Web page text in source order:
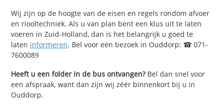
Wij zijn op de hoogte van de eisen en regels rondom afvoer
en riooltechniek. Als u van plan bent een klus uit te laten
voeren in Zuid-Holland, dan is het belangrijk u goed te
laten informeren. Bel voor een bezoek in Ouddorp: ☎ 071-
7600089
Heeft u een folder in de bus ontvangen?Bel dan snel voor
een afspraak, want dan zijn wij zéér binnenkort bij u in
Ouddorp.